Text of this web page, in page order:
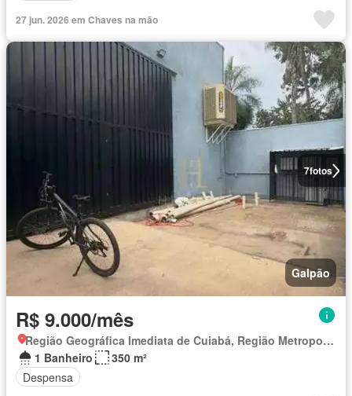
27 jun. 2026 em Chaves na mão
7fotos
Galpão
R$ 9.000/mês
Região Geográfica Imediata de Cuiabá, Região Metropolitana do Vale do Rio Cuiabá
1 Banheiro
350 m²
Despensa